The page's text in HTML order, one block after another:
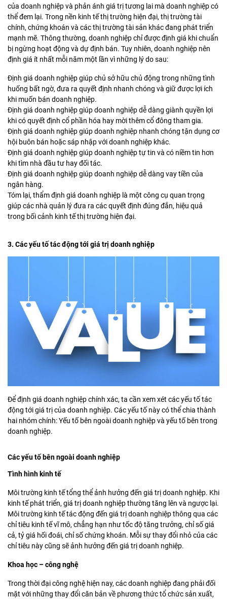
của doanh nghiệp và phản ánh giá trị tương lai mà doanh nghiệp có
thể đem lại. Trong nền kinh tế thị trường hiện đại, thị trường tài
chính, chứng khoán và các thị trường tài sản khác đang phát triển
mạnh mẽ. Thông thường, doanh nghiệp chỉ được định giá khi chuẩn
bị ngừng hoạt động và dự định bán. Tuy nhiên, doanh nghiệp nên
định giá ít nhất mỗi năm một lần vì những lý do sau:
Định giá doanh nghiệp giúp chủ sở hữu chủ động trong những tình
huống bất ngờ, đưa ra quyết định nhanh chóng và giữ được lợi ích
khi muốn bán doanh nghiệp.
Định giá doanh nghiệp giúp doanh nghiệp dễ dàng giành quyền lợi
khi có quyết định cổ phần hóa hay mời thêm cổ đông tham gia.
Định giá doanh nghiệp giúp doanh nghiệp nhanh chóng tận dụng cơ
hội buôn bán hoặc sáp nhập với doanh nghiệp khác.
Định giá doanh nghiệp giúp doanh nghiệp tự tin và có niềm tin hơn
khi tìm nhà đầu tư hay đối tác.
Định giá doanh nghiệp giúp doanh nghiệp dễ dàng vay tiền của
ngân hàng.
Tóm lại, thẩm định giá doanh nghiệp là một công cụ quan trọng
giúp các nhà quản lý đưa ra các quyết định đúng đắn, hiệu quả
trong bối cảnh kinh tế thị trường hiện đại.
3. Các yếu tố tác động tới giá trị doanh nghiệp
Để định giá doanh nghiệp chính xác, ta cần xem xét các yếu tố tác
động tới giá trị của doanh nghiệp. Các yếu tố này có thể chia thành
hai nhóm chính: Yếu tố bên ngoài doanh nghiệp và yếu tố bên trong
doanh nghiệp.
Các yếu tố bên ngoài doanh nghiệp
Tình hình kinh tế
Môi trường kinh tế tổng thể ảnh hưởng đến giá trị doanh nghiệp. Khi
kinh tế phát triển, giá trị doanh nghiệp thường tăng lên và ngược lại.
Môi trường kinh tế tác động đến giá trị doanh nghiệp thông qua các
chỉ tiêu kinh tế vĩ mô, chẳng hạn như tốc độ tăng trưởng, chỉ số giá
cả, tỷ giá hối đoái, chỉ số chứng khoán. Mỗi sự thay đổi nhỏ của các
chỉ tiêu này cũng sẽ ảnh hưởng đến giá trị doanh nghiệp.
Khoa học – công nghệ
Trong thời đại công nghệ hiện nay, các doanh nghiệp đang phải đối
mặt với những thay đổi căn bản về phương thức tổ chức sản xuất,